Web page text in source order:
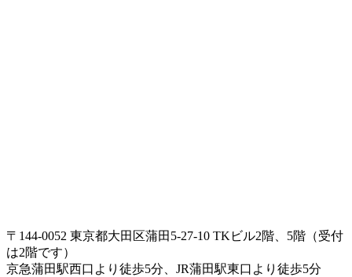
〒144-0052 東京都大田区蒲田5-27-10 TKビル2階、5階（受付
は2階です）
京急蒲田駅西口より徒歩5分、JR蒲田駅東口より徒歩5分